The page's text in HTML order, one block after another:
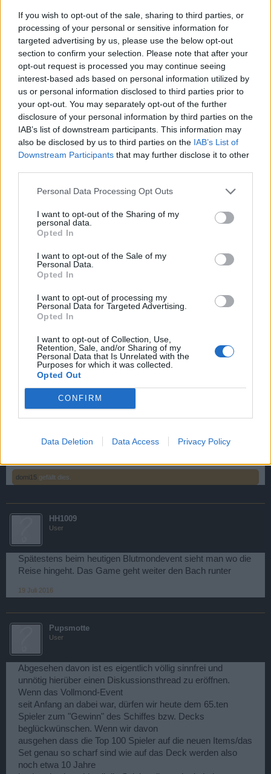
If you wish to opt-out of the sale, sharing to third parties, or
processing of your personal or sensitive information for
targeted advertising by us, please use the below opt-out
section to confirm your selection. Please note that after your
opt-out request is processed you may continue seeing
interest-based ads based on personal information utilized by
us or personal information disclosed to third parties prior to
your opt-out. You may separately opt-out of the further
disclosure of your personal information by third parties on the
IAB’s list of downstream participants. This information may
also be disclosed by us to third parties on the IAB’s List of
Downstream Participants that may further disclose it to other
Personal Data Processing Opt Outs
I want to opt-out of the Sharing of my
personal data.
Opted In
I want to opt-out of the Sale of my
Personal Data.
Opted In
I want to opt-out of processing my
Personal Data for Targeted Advertising.
Opted In
I want to opt-out of Collection, Use,
Retention, Sale, and/or Sharing of my
Personal Data that Is Unrelated with the
Purposes for which it was collected.
Opted Out
CONFIRM
Data Deletion Data Access Privacy Policy
Die neuen Items sind zwar eine nette Neuerung... Allerdings
geht es mir persönlich zu sehr ins pay to win.
Verbesserungen sind für Neueinsteiger ganz nett.
Bestürzend (mal wieder) empfinde ich das nun das zur
selben Zeit mit der selben IP in der Arena nicht mehr geht.
Hier zeigt sich meiner Meinung nach auch wie BP zu
seinen eignen AGBs und deren Einhaltung steht.
Es wird nur der minimalste Aufwand betrieben. Ein
weiterhin unzulässiges benutzen ausserhalb der Arena wird
weiterhin toleriert. Oder der User darf es BP und dem
Missetäter nachweisen. (was denn passiert man weiß es
nicht)
Schreibacc bei Bann, zusätzliche Plünderaccs bei
Schädelpushs etc. sind weiterhin möglich. Auch allgemeine
anderweitige pushmöglichkeiten-wayne.
Angesichts dessen und das es BP seit Jahren nicht auf die
wir glauben das die AGBs eingehalten werden.
Da ließt man doch gerne weiterhin Beiträge das User
Sachen unreflektiert unterstellen.
An Glaubwürdigkeit gewinnt ihr mit derart halbherzigen
18 Juli 2016
Frohesfest
User
einige müssen meckern um zu meckern stimmts?
domi15 gefällt dies.
HH1009
User
Spätestens beim heutigen Blutmondevent sieht man wo die
Reise hingeht. Das Game geht weiter den Bach runter
19 Juli 2016
Pupsmotte
User
Abgesehen davon ist es eigentlich völlig sinnfrei und
unnötig hierüber einen Diskussionsthread zu eröffnen.
Wenn das Vollmond-Event
seit Anfang an dabei war, dürfen wir heute dem 65.ten
Spieler zum "Gewinn" des Schiffes bzw. Decks
beglückwünschen. Wenn wir davon
ausgehen dass die Top 100 Spieler auf die neuen Items/das
Set genau so scharf sind wie auf das Deck werden also
noch etwa 10 Jahre